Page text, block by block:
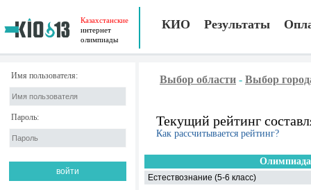
Казахстанские
интернет
олимпиады
КИО Результаты
Имя пользователя:
Пароль:
Выбор области - Выбор
Текущий рейтинг
Как рассчитывается рейтинг?
Олимпиада
Естествознание (5-6 класс)